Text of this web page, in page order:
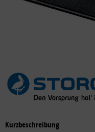
Kurzbeschreibung